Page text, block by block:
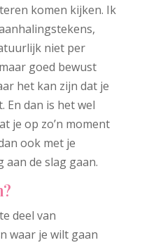
komen kijken. Ik
niet per
goed bewust
het kan zijn dat je
En dan is het wel
je op zo’n moment
ook met je
aan de slag gaan.
deel van
waar je wilt gaan